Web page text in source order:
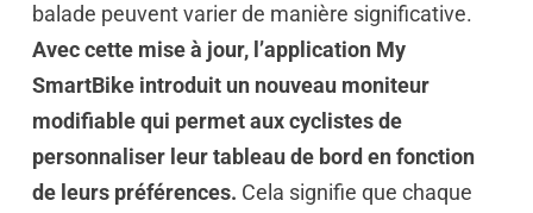
balade peuvent varier de manière significative.
Avec cette mise à jour, l’application My
SmartBike introduit un nouveau moniteur
modifiable qui permet aux cyclistes de
personnaliser leur tableau de bord en fonction
de leurs préférences. Cela signifie que chaque